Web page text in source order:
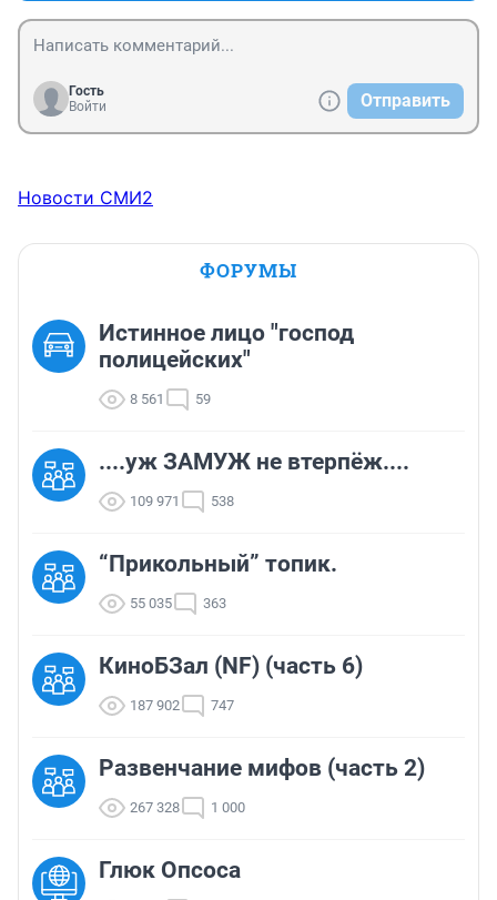
Гость
Войти
Отправить
Новости СМИ2
ФОРУМЫ
Истинное лицо "господ
полицейских"
8 561 59
....уж ЗАМУЖ не втерпёж....
109 971 538
“Прикольный” топик.
55 035 363
КиноБЗал (NF) (часть 6)
187 902 747
Развенчание мифов (часть 2)
267 328 1 000
Глюк Опсоса